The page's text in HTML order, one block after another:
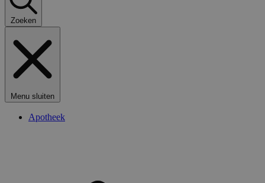
Zoeken
Menu sluiten
Apotheek